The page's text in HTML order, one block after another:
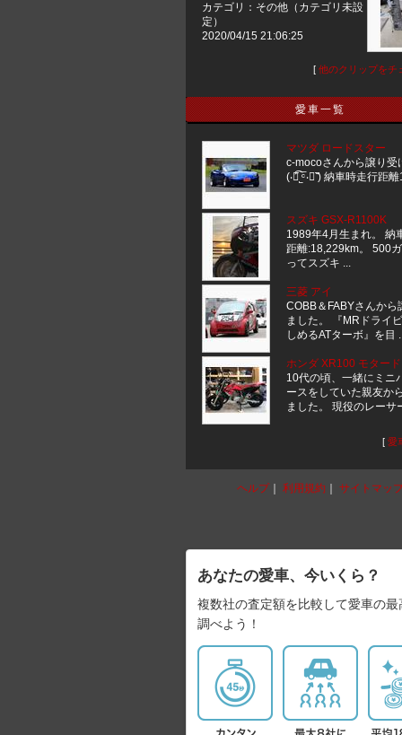
カテゴリ：その他（カテゴリ未設
定）
2020/04/15 21:06:25
[ 他のクリップをチ
愛車一覧
マツダ ロードスター
c-mocoさんから譲り受
(‧⃘︠͡˾ͨ̅ ‧⃘︡ ͌) 納車時走行距離
スズキ GSX-R1100K
1989年4月生まれ。 納
距離:18,229km。 500
ってスズキ ...
三菱 アイ
COBB＆FABYさんから
ました。 『MRドライ
しめるATターボ』を目
ホンダ XR100 モタード
10代の頃、一緒にミニ
ースをしていた親友か
ました。 現役のレーサ
[ 愛
ヘルプ｜ 利用規約 サイトマッ
あなたの愛車、今いくら？
複数社の査定額を比較して愛車の最
調べよう！